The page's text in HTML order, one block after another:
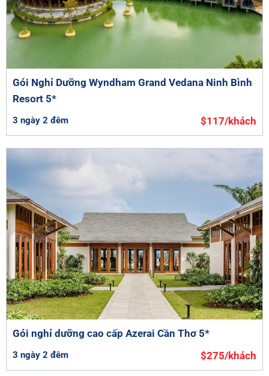
Gói Nghỉ Dưỡng Wyndham Grand Vedana Ninh Bình
Resort 5*
3 ngày 2 đêm $117/khách
Gói nghỉ dưỡng cao cấp Azerai Cần Thơ 5*
3 ngày 2 đêm $275/khách